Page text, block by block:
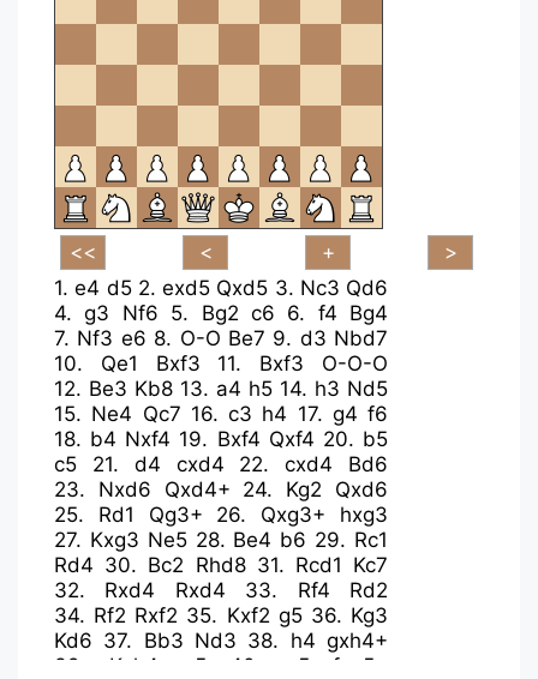
1.e4 d5 2. exd5 Qxd5 3. Nc3 Qd6
4.g3 Nf6 5. Bg2 c6 6. f4 Bg4
7. Nf3 e6 8. O-O Be7 9. d3 Nbd7
10. Qe1 Bxf3 11. Bxf3
O-O-O
12. Be3 Kb8 13. a4 h5 14. h3 Nd5
15. Ne4 Qc7 16. c3 h4 17. g4 f6
18. b4 Nxf4 19. Bxf4 Qxf4 20. b5
c5
21. d4 cxd4 22.cxd4
Bd6
23. Nxd6 Qxd4+ 24. Kg2
Qxd6
25. Rd1 Qg3+ 26. Qxg3+
hxg3
27. Kxg3 Ne5 28. Be4 b6 29. Rc1
Rd4 30. Bc2 Rhd8 31. Rcd1 Kc7
32. Rxd4 Rxd4 33. Rf4
Rd2
34. Rf2 Rxf2 35. Kxf2 g5 36. Kg3
Kd6 37. Bb3 Nd3 38. h4 gxh4+
39. Kxh4 e5 40. g5
fxg5+